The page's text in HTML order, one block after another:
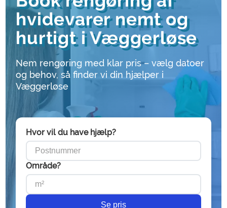
hvidevarer nemt og
hurtigt i Væggerløse
Nem rengøring med klar pris – vælg datoer
og behov, så finder vi din hjælper i
Væggerløse
Hvor vil du have hjælp?
Område?
Se pris